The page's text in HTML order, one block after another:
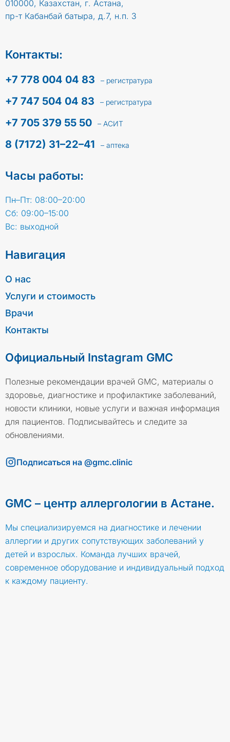
010000, Казахстан, г. Астана,
пр-т Кабанбай батыра, д.7, н.п. 3
Контакты:
+7 778 004 04 83 – регистратура
+7 747 504 04 83 – регистратура
+7 705 379 55 50 – АСИТ
8 (7172) 31–22–41 – аптека
Часы работы:
Пн–Пт: 08:00–20:00
Сб: 09:00–15:00
Вс: выходной
Навигация
О нас
Услуги и стоимость
Врачи
Контакты
Официальный Instagram GMC
Полезные рекомендации врачей GMC, материалы о
здоровье, диагностике и профилактике заболеваний,
новости клиники, новые услуги и важная информация
для пациентов. Подписывайтесь и следите за
обновлениями.
Подписаться на @gmc.clinic
GMC – центр аллергологии в Астане.
Мы специализируемся на диагностике и лечении
аллергии и других сопутствующих заболеваний у
детей и взрослых. Команда лучших врачей,
современное оборудование и индивидуальный подход
к каждому пациенту.